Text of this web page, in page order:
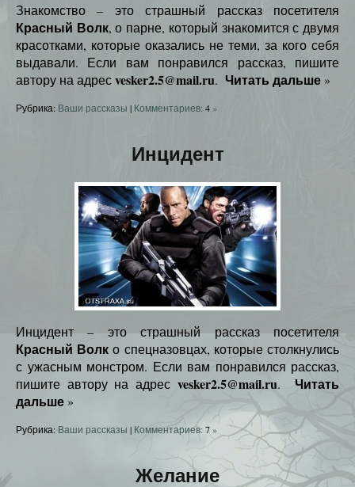
Знакомство – это страшный рассказ посетителя
Красный Волк, о парне, который знакомится с двумя
красотками, которые оказались не теми, за кого себя
выдавали. Если вам понравился рассказ, пишите
автору на адресvesker2.5@mail.ru. Читать дальше»
Рубрика: Ваши рассказы | Комментариев: 4 »
Инцидент
Инцидент – это страшный рассказ посетителя
Красный Волк о спецназовцах, которые столкнулись
с ужасным монстром. Если вам понравился рассказ,
пишите автору на адрес vesker2.5@mail.ru.
Читать
дальше »
Рубрика: Ваши рассказы | Комментариев:7»
Желание